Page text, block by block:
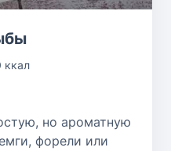
ккал
но ароматную
форели или